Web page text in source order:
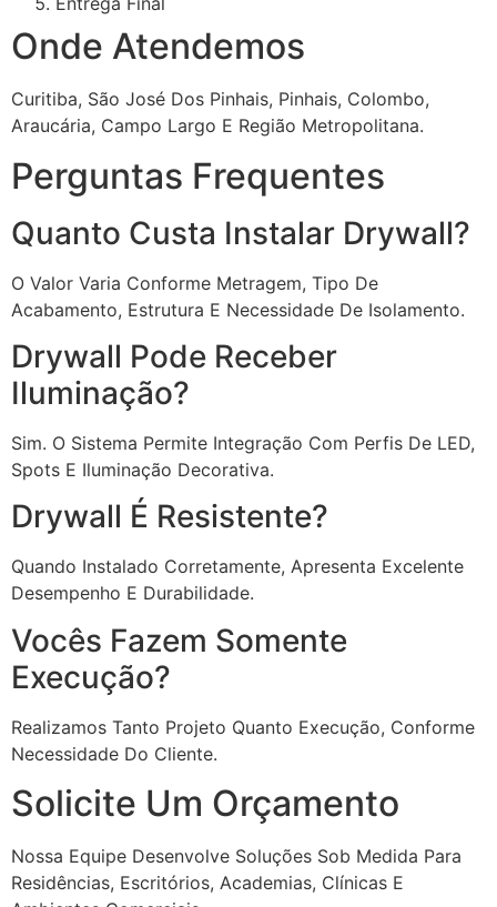
Onde Atendemos
Curitiba, São José Dos Pinhais, Pinhais, Colombo,
Araucária, Campo Largo E Região Metropolitana.
Perguntas Frequentes
Quanto Custa Instalar Drywall?
O Valor Varia Conforme Metragem, Tipo De
Acabamento, Estrutura E Necessidade De Isolamento.
Drywall Pode Receber
Iluminação?
Sim. O Sistema Permite Integração Com Perfis De LED,
Spots E Iluminação Decorativa.
Drywall É Resistente?
Quando Instalado Corretamente, Apresenta Excelente
Desempenho E Durabilidade.
Vocês Fazem Somente
Execução?
Realizamos Tanto Projeto Quanto Execução, Conforme
Necessidade Do Cliente.
Solicite Um Orçamento
Nossa Equipe Desenvolve Soluções Sob Medida Para
Residências, Escritórios, Academias, Clínicas E